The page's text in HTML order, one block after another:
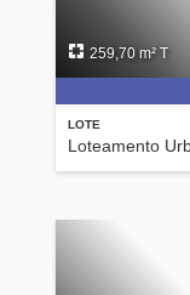
LOTE
Loteamento
259,70 m² T